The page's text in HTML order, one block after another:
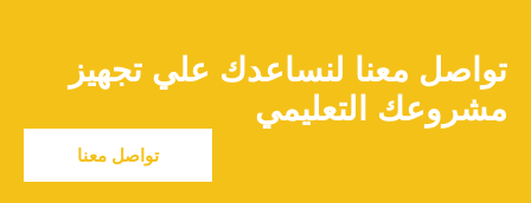
تواصل معنا لنساعدك علي تجهيز
مشروعك التعليمي
تواصل معنا